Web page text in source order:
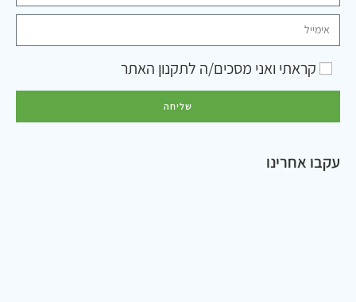
קראתי ואני מסכים/ה לתקנון האתר
שליחה
עקבו אחרינו